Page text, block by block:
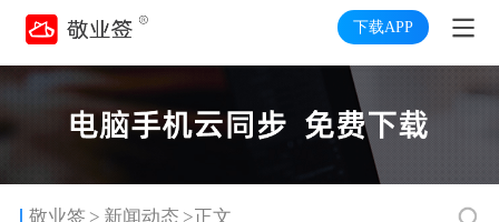
下载APP
敬业签 > 新闻动态 >正文